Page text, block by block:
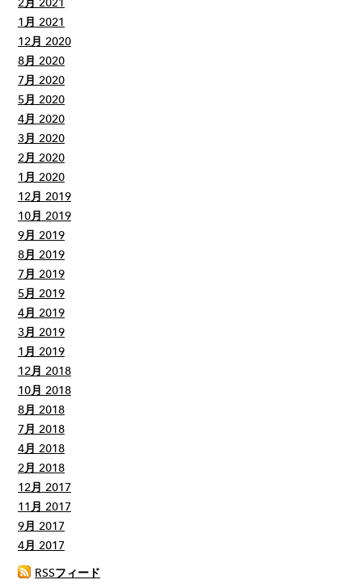
1月 2021
12月 2020
8月 2020
7月 2020
5月 2020
4月 2020
3月 2020
2月 2020
1月 2020
12月 2019
10月 2019
9月 2019
8月 2019
7月 2019
5月 2019
4月 2019
3月 2019
1月 2019
12月 2018
10月 2018
8月 2018
7月 2018
4月 2018
2月 2018
12月 2017
11月 2017
9月 2017
4月 2017
RSSフィード